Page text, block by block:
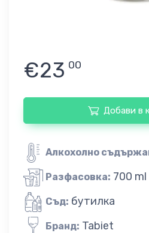
€23 00
Добави в
Алкохолно
Разфасовка: 700 ml
Съд: бутилка
Бранд: Tabiet